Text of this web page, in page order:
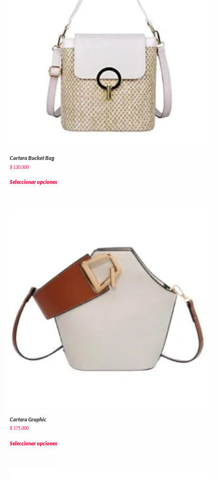
Cartera Bucket Bag
$ 130.000
Seleccionar opciones
Cartera Graphic
$ 175.000
Seleccionar opciones